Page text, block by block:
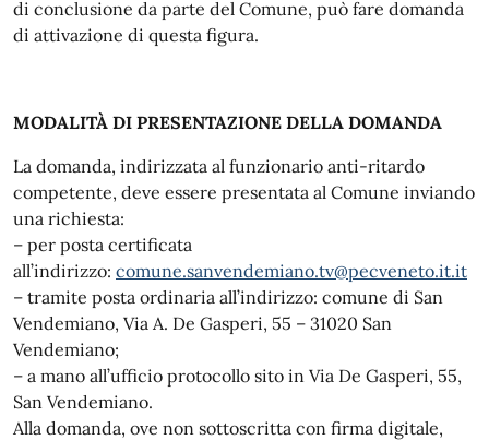
di conclusione da parte del Comune, può fare domanda
di attivazione di questa figura.
MODALITÀ DI PRESENTAZIONE DELLA DOMANDA
La domanda, indirizzata al funzionario anti-ritardo
competente, deve essere presentata al Comune inviando
una richiesta:
– per posta certificata
all’indirizzo: comune.sanvendemiano.tv@pecveneto.it.it
– tramite posta ordinaria all’indirizzo: comune di San
Vendemiano, Via A. De Gasperi, 55 – 31020 San
Vendemiano;
– a mano all’ufficio protocollo sito in Via De Gasperi, 55,
San Vendemiano.
Alla domanda, ove non sottoscritta con firma digitale,